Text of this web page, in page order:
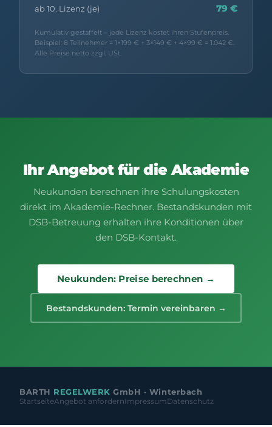
ab 10. Lizenz (je) 79 €
Kumulativ gestaffelt – jede Lizenz kostet ihren Stufenpreis.
Beispiel: 8 Teilnehmer = 1×199 € + 3×149 € + 4×99 € = 1.042 €.
Alle Preise netto zzgl. USt.
Ihr Angebot für die Akademie
Neukunden berechnen ihre Schulungskosten
direkt im Akademie-Rechner. Bestandskunden mit
DSB-Betreuung erhalten ihre Konditionen über
den DSB-Kontakt.
Neukunden: Preise berechnen →
Bestandskunden: Termin vereinbaren →
BARTH REGELWERK GmbH · Winterbach
StartseiteAngebot anfordernImpressumDatenschutz